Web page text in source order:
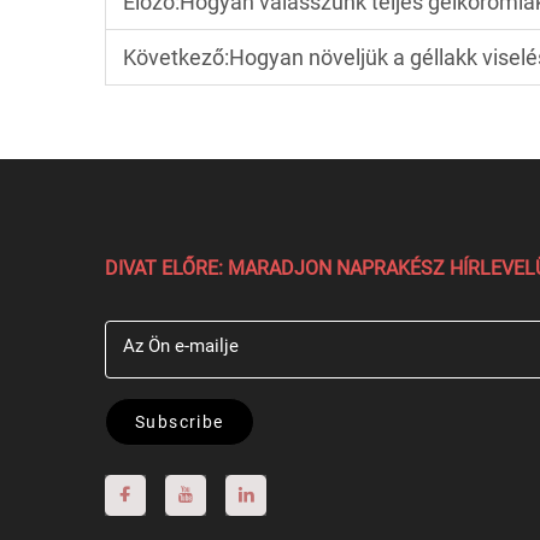
Következő:Hogyan növeljük a géllakk
DIVAT ELŐRE: MARADJON NAPRAKÉSZ
Az Ön e-mailje
Subscribe